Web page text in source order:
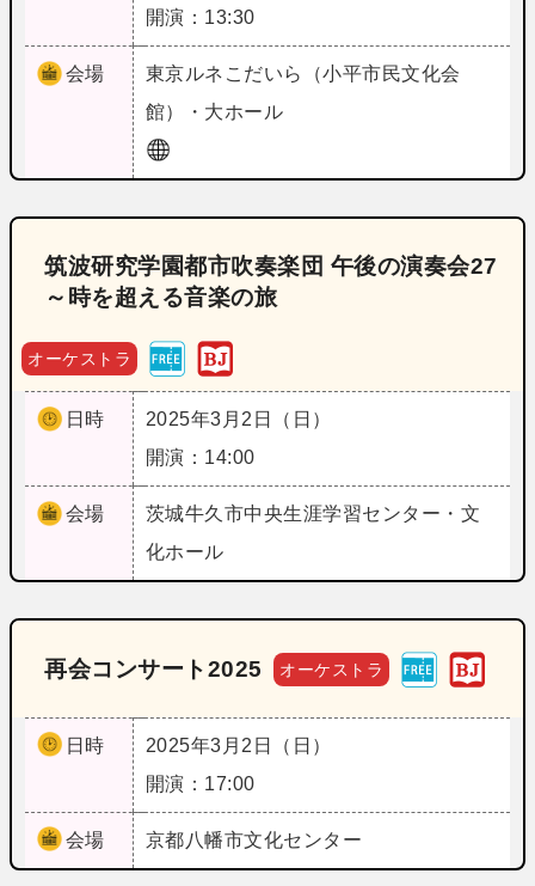
開演：13:30
会場 東京ルネこだいら（小平市民文化会
館）・大ホール
筑波研究学園都市吹奏楽団 午後の演奏会27
～時を超える音楽の旅
オーケストラ
日時
2025年3月2日（日）
開演：14:00
会場 茨城牛久市中央生涯学習センター・文
化ホール
再会コンサート2025 オーケストラ
日時
2025年3月2日（日）
開演：17:00
会場 京都八幡市文化センター